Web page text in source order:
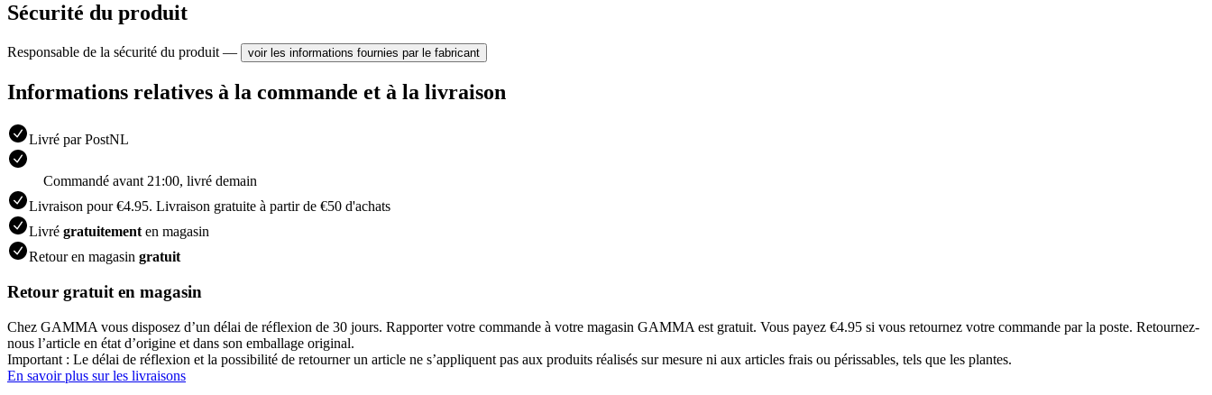
Sécurité du produit
Responsable de la sécurité du produit — voir les informations fournies par le fabricant
Informations relatives à la commande et à la livraison
Livré par PostNL
Commandé avant 21:00, livré demain
Livraison pour €4.95. Livraison gratuite à partir de €50 d'achats
Livré gratuitement en magasin
Retour en magasin gratuit
Retour gratuit en magasin
Chez GAMMA vous disposez d’un délai de réflexion de 30 jours. Rapporter votre commande à votre magasin GAMMA est gratuit. Vous payez €4.95 si vous retournez votre commande par la poste. Retournez-
nous l’article en état d’origine et dans son emballage original.
Important : Le délai de réflexion et la possibilité de retourner un article ne s’appliquent pas aux produits réalisés sur mesure ni aux articles frais ou périssables, tels que les plantes.
En savoir plus sur les livraisons